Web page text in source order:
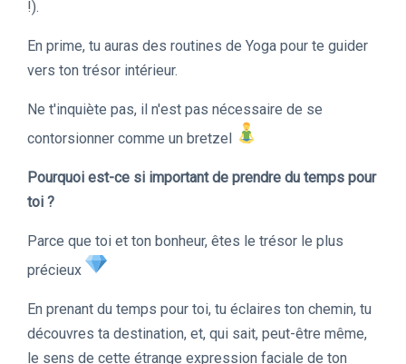
!).
En prime, tu auras des routines de Yoga pour te guider
vers ton trésor intérieur.
Ne t'inquiète pas, il n'est pas nécessaire de se
contorsionner comme un bretzel
Pourquoi est-ce si important de prendre du temps pour
toi ?
Parce que toi et ton bonheur, êtes le trésor le plus
précieux
En prenant du temps pour toi, tu éclaires ton chemin, tu
découvres ta destination, et, qui sait, peut-être même,
le sens de cette étrange expression faciale de ton